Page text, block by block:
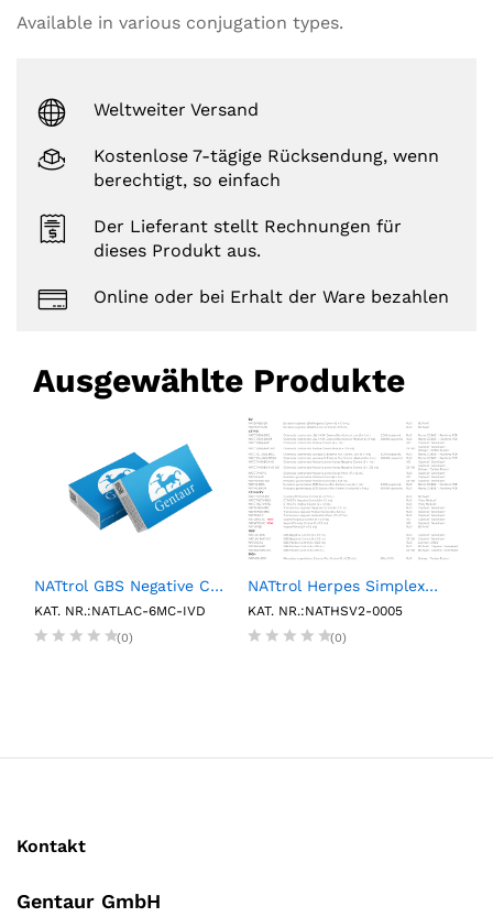
Available in various conjugation types.
Weltweiter Versand
Kostenlose 7-tägige Rücksendung, wenn
berechtigt, so einfach
Der Lieferant stellt Rechnungen für
dieses Produkt aus.
Online oder bei Erhalt der Ware bezahlen
Ausgewählte Produkte
NATtrol GBS Negative Control (6 X 0.5 mL)
KAT. NR.:NATLAC-6MC-IVD
(0)
NATtrol Herpes Simplex Virus Type 2 Strain: MS (50,000 cp/mL) (1 mL)
KAT. NR.:NATHSV2-0005
(0)
Kontakt
Gentaur GmbH